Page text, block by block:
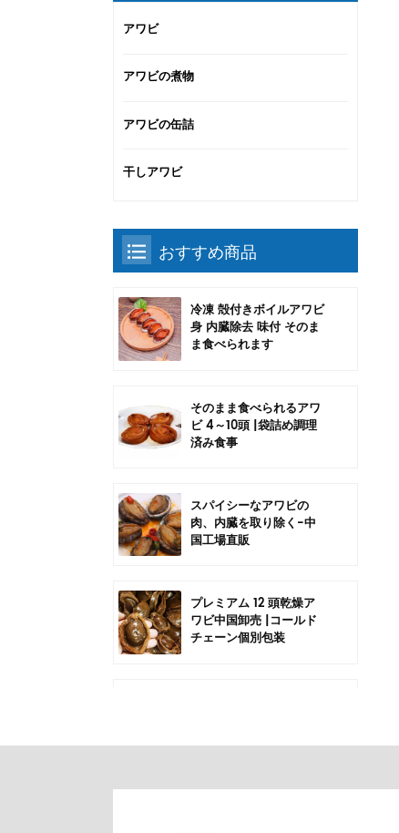
アワビ
アワビの煮物
アワビの缶詰
干しアワビ
おすすめ商品
冷凍 殻付きボイルアワビ
身 内臓除去 味付 そのま
ま食べられます
そのまま食べられるアワ
ビ 4～10頭 |袋詰め調理
済み食事
スパイシーなアワビの
肉、内臓を取り除く-中
国工場直販
プレミアム 12 頭乾燥ア
ワビ中国卸売 |コールド
チェーン個別包装